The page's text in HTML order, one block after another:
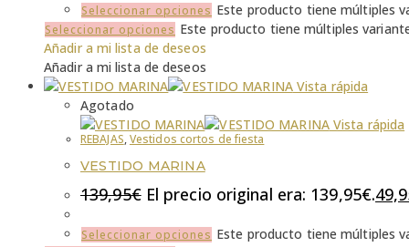
Seleccionar opciones Este producto tiene múltiples
Seleccionar opciones Este producto tiene múltiples
Añadir a mi lista de deseos
Añadir a mi lista de deseos
Vista rápida
Agotado
Vista rápida
REBAJAS,Vestidos cortos de fiesta
VESTIDO MARINA
139,95€ El precio original era: 139,95€.
Seleccionar opciones Este producto tiene múltiples